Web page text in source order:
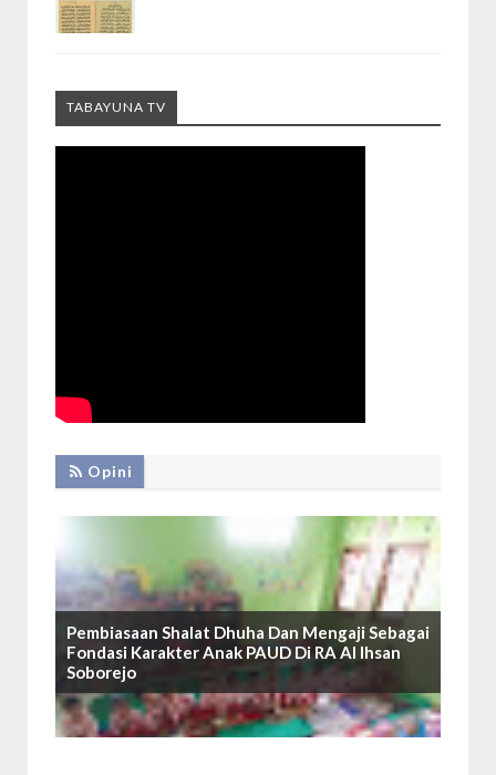
TABAYUNA TV
Opini
Pembiasaan Shalat Dhuha Dan Mengaji Sebagai
Fondasi Karakter Anak PAUD Di RA Al Ihsan
Soborejo